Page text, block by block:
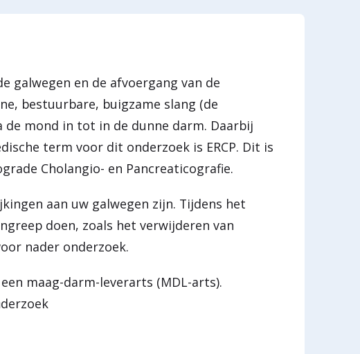
galwegen en de afvoergang van de
bestuurbare, buigzame slang (de
de mond in tot in de dunne darm. Daarbij
term voor dit onderzoek is ERCP. Dit is
Cholangio- en Pancreaticografie.
aan uw galwegen zijn. Tijdens het
doen, zoals het verwijderen van
nader onderzoek.
maag-darm-leverarts (MDL-arts).